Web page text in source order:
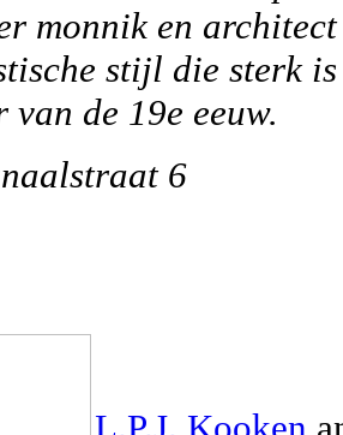
monnik en
stijl die sterk
de 19e eeuw.
6